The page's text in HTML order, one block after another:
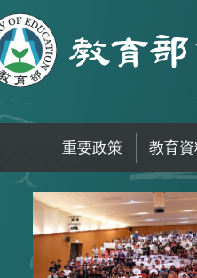
重要政策 教育